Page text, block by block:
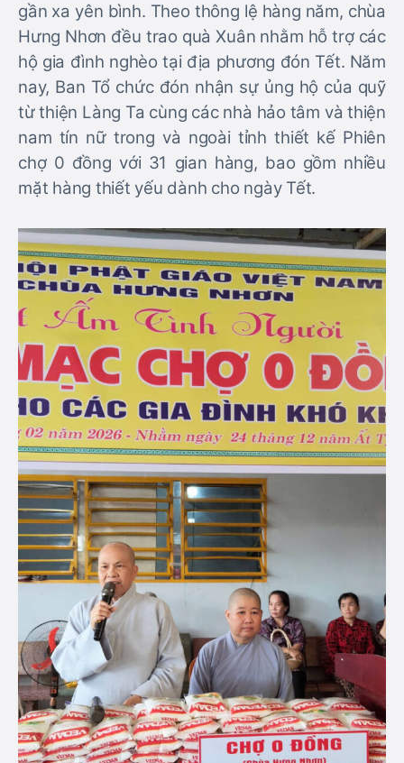
gần xa yên bình. Theo thông lệ hàng năm, chùa
Hưng Nhơn đều trao quà Xuân nhằm hỗ trợ các
hộ gia đình nghèo tại địa phương đón Tết. Năm
nay, Ban Tổ chức đón nhận sự ủng hộ của quỹ
từ thiện Làng Ta cùng các nhà hảo tâm và thiện
nam tín nữ trong và ngoài tỉnh thiết kế Phiên
chợ 0 đồng với 31 gian hàng, bao gồm nhiều
mặt hàng thiết yếu dành cho ngày Tết.